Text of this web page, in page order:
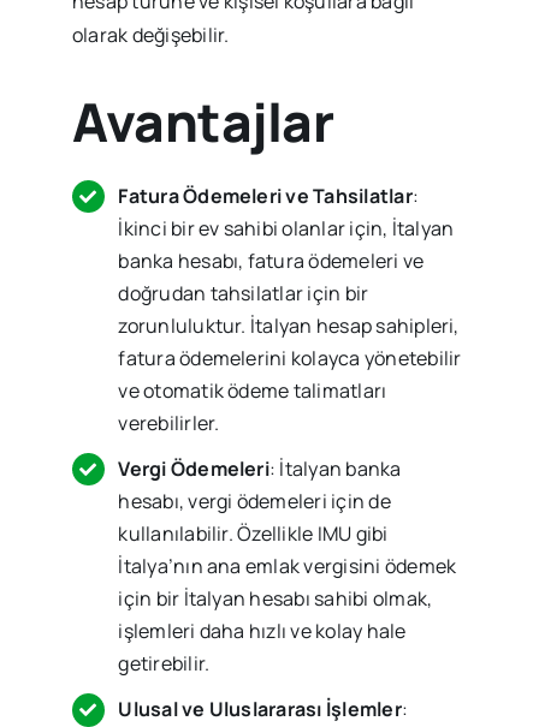
olarak değişebilir.
Avantajlar
Fatura Ödemeleri ve Tahsilatlar:
İkinci bir ev sahibi olanlar için, İtalyan
banka hesabı, fatura ödemeleri ve
doğrudan tahsilatlar için bir
zorunluluktur. İtalyan hesap sahipleri,
fatura ödemelerini kolayca yönetebilir
ve otomatik ödeme talimatları
verebilirler.
Vergi Ödemeleri: İtalyan banka
hesabı, vergi ödemeleri için de
kullanılabilir. Özellikle IMU gibi
İtalya’nın ana emlak vergisini ödemek
için bir İtalyan hesabı sahibi olmak,
işlemleri daha hızlı ve kolay hale
getirebilir.
Ulusal ve Uluslararası İşlemler: